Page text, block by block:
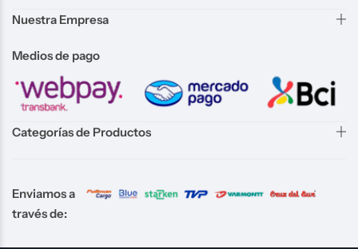
Nuestra Empresa
Medios de pago
Categorías de Productos
Enviamos a
través de: